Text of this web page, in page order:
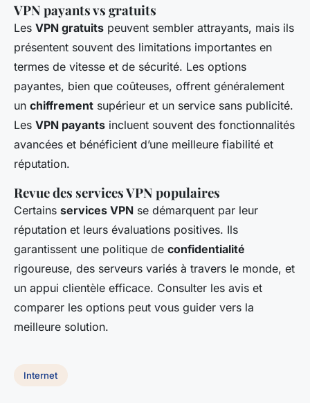
VPN payants vs gratuits
Les VPN gratuits peuvent sembler attrayants, mais ils
présentent souvent des limitations importantes en
termes de vitesse et de sécurité. Les options
payantes, bien que coûteuses, offrent généralement
un chiffrement supérieur et un service sans publicité.
Les VPN payants incluent souvent des fonctionnalités
avancées et bénéficient d’une meilleure fiabilité et
réputation.
Revue des services VPN populaires
Certains services VPN se démarquent par leur
réputation et leurs évaluations positives. Ils
garantissent une politique de confidentialité
rigoureuse, des serveurs variés à travers le monde, et
un appui clientèle efficace. Consulter les avis et
comparer les options peut vous guider vers la
meilleure solution.
Internet